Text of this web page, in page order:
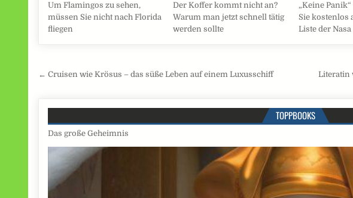
Um Flamingos zu sehen,
müssen Sie nicht nach Florida
fliegen
Der Koffer kommt nicht an?
Warum man jetzt schnell tätig
werden sollte
„Keine
Sie kostenlos
Liste der Nasa
Beitragsnavigation
← Cruisen wie Krösus – das süße Leben auf einem Luxusschiff Literatin
TOPPBOOKS
Das große Geheimnis